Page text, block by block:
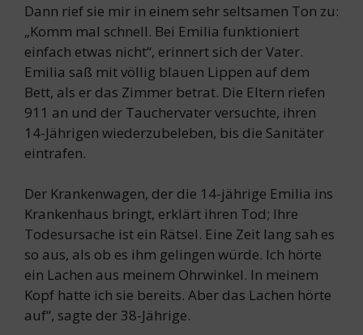
Dann rief sie mir in einem sehr seltsamen Ton zu:
„Komm mal schnell. Bei Emilia funktioniert
einfach etwas nicht“, erinnert sich der Vater.
Emilia saß mit völlig blauen Lippen auf dem
Bett, als er das Zimmer betrat. Die Eltern riefen
911 an und der Tauchervater versuchte, ihren
14-Jährigen wiederzubeleben, bis die Sanitäter
eintrafen.
Der Krankenwagen, der die 14-jährige Emilia ins
Krankenhaus bringt, erklärt ihren Tod; Ihre
Todesursache ist ein Rätsel. Eine Zeit lang sah es
so aus, als ob es ihm gelingen würde. Ich hörte
ein Lachen aus meinem Ohrwinkel. In meinem
Kopf hatte ich sie bereits. Aber das Lachen hörte
auf“, sagte der 38-Jährige.